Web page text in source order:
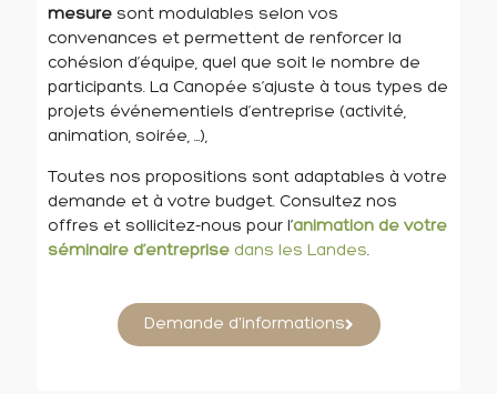
mesure sont modulables selon vos
convenances et permettent de renforcer la
cohésion d’équipe, quel que soit le nombre de
participants. La Canopée s’ajuste à tous types de
projets événementiels d’entreprise (activité,
animation, soirée, …),
Toutes nos propositions sont adaptables à votre
demande et à votre budget. Consultez nos
offres et sollicitez-nous pour l’animation de votre
séminaire d’entreprise dans les Landes.
Demande d'informations